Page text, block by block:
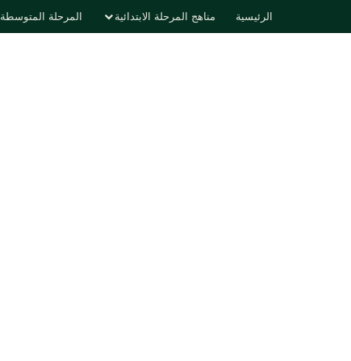
الرئيسية مناهج المرحلة الابتدائية المرحلة المتوسطة